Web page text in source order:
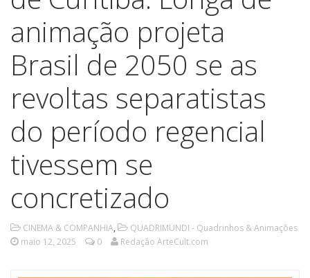
animação projeta
Brasil de 2050 se as
revoltas separatistas
do período regencial
tivessem se
concretizado
CINEMA & COMPANHIA,
QUADRIMUNDI - Quadrinhos & Animações
maio 12, 2025
0 Redação ArteCult.com